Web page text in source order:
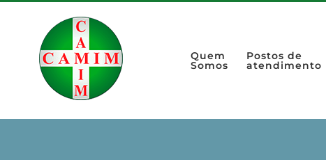
Quem
Somos
Postos de
atendimento